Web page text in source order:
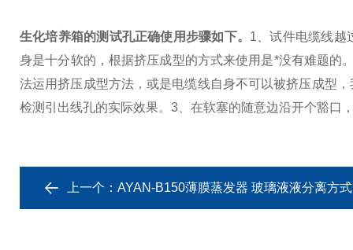
生化培养箱的测试孔正确使用步骤如下。 1、试件电缆线越
身是十分软的，根据挤压成型的方式来使用是*没有难题的
法运用挤压成型方法，或是电缆线自身不可以被挤压成型
检测引出线孔的实际效果。 3、在软塞的随意边沿开个豁口
上一个： AYAN-B150薄膜蒸发器 玻璃液液分离方式